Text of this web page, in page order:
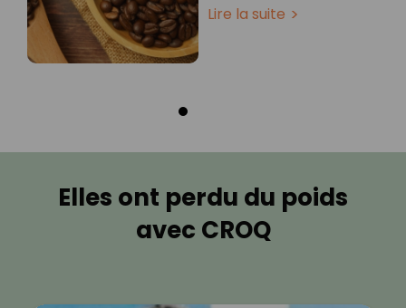
Lire la suite
Elles ont perdu du poids
avec CROQ